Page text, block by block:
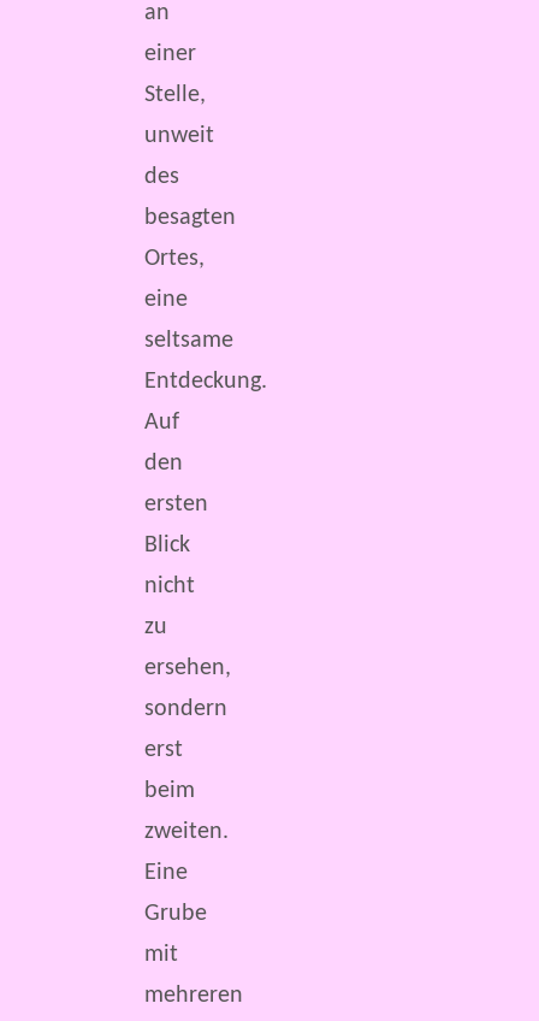
an
einer
Stelle,
unweit
des
besagten
Ortes,
eine
seltsame
Entdeckung.
Auf
den
ersten
Blick
nicht
zu
ersehen,
sondern
erst
beim
zweiten.
Eine
Grube
mit
mehreren